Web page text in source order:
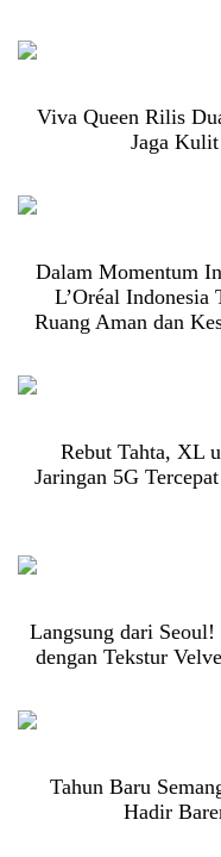
Viva Queen Rilis
Jaga
Dalam Momentum
L’Oréal Indonesia
Ruang Aman dan
Rebut Tahta, XL
Jaringan 5G
Langsung dari
dengan Tekstur
Tahun Baru
Hadir